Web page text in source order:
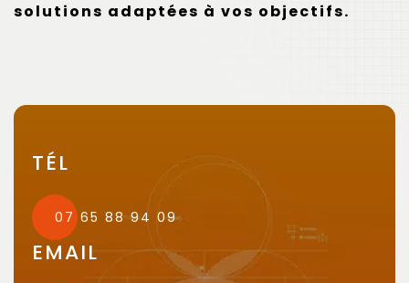
solutions adaptées à vos objectifs.
TÉL
07 65 88 94 09
EMAIL